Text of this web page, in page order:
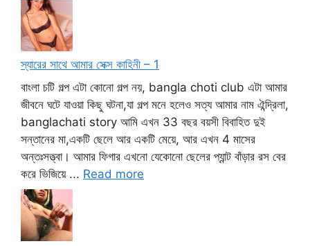
স্যারের সাথে আমার সেক্স কাহিনী – 1
বাংলা চটি গল্প এটা কোনো গল্প নয়, bangla choti club এটা আমার
জীবনে ঘটে যাওয়া কিছু ঘটনা,যা গল্প মনে হলেও সত্য আমার নাম ঐন্দ্রিলা,
banglachati story আমি এখন 33 বছর বয়সী বিবাহিত দুই
সন্তানের মা,একটি ছেলে আর একটি মেয়ে, আর এখন 4 মাসের
অন্তঃসত্ত্বা। আমার ফিগার এখনো যেকোনো ছেলের প্যান্ট বাঁড়ার রস বের
করে ভিজিয়ে ... Read more